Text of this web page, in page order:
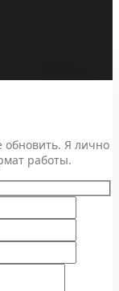
обновить. Я лично
работы.